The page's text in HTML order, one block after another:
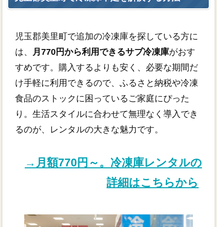
児玉郡美里町で追加の冷凍庫を探している方に
は、
月770円から利用できるサブ冷凍庫がおす
すめです。購入するよりも安く、必要な期間だ
け手軽に利用できるので、ふるさと納税や冷凍
食品のストックに困っているご家庭にぴった
り。生活スタイルに合わせて無理なく導入でき
るのが、レンタルの大きな魅力です。
→月額770円～。冷凍庫レンタルの
詳細はこちらから